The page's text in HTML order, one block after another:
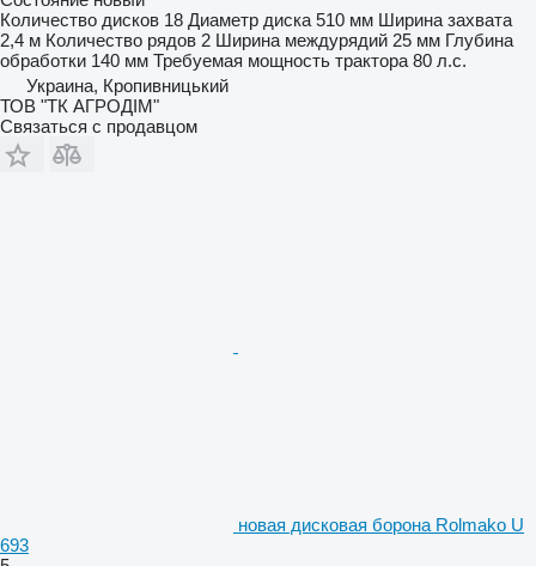
Количество дисков 18 Диаметр диска 510 мм Ширина захвата
2,4 м Количество рядов 2 Ширина междурядий 25 мм Глубина
обработки 140 мм Требуемая мощность трактора 80 л.с.
Украина, Кропивницький
ТОВ "ТК АГРОДІМ"
Связаться с продавцом
новая дисковая борона Rolmako U
693